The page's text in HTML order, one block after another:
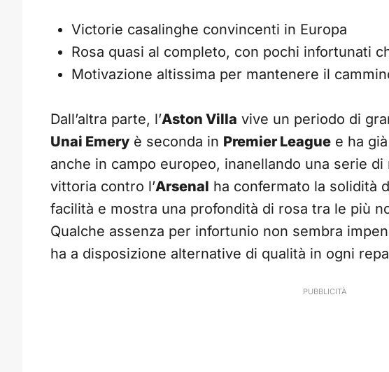
Victorie casalinghe convincenti in Europa
Rosa quasi al completo, con pochi infortunati
Motivazione altissima per mantenere il
Dall’altra parte, l’Aston Villa vive un periodo di
Unai Emery è seconda in Premier League e ha
anche in campo europeo, inanellando una serie
vittoria contro l’Arsenal ha confermato la solidità
facilità e mostra una profondità di rosa tra le più
Qualche assenza per infortunio non sembra
ha a disposizione alternative di qualità in ogni